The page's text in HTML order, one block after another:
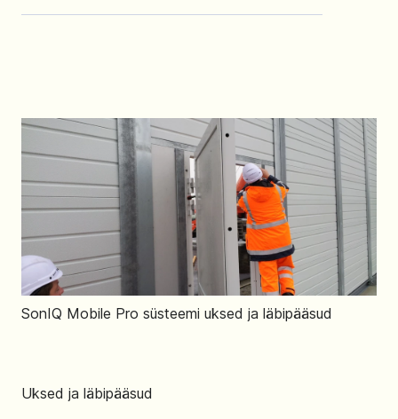
SonIQ Mobile Pro süsteemi uksed ja läbipääsud
Uksed ja läbipääsud